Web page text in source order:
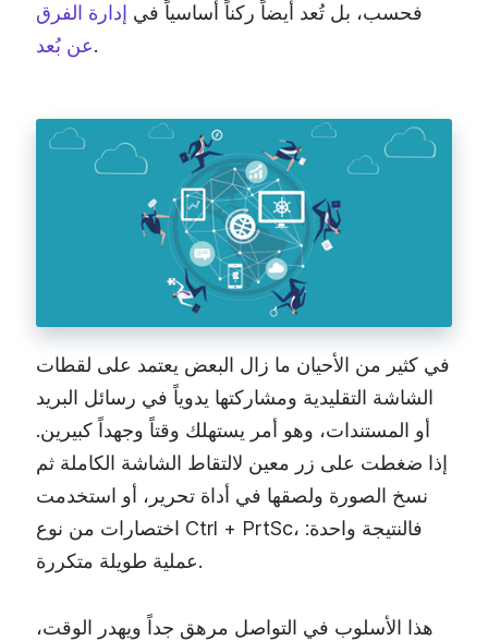
فحسب، بل تُعد أيضاً ركناً أساسياً في إدارة الفرق
عن بُعد.
في كثير من الأحيان ما زال البعض يعتمد على لقطات
الشاشة التقليدية ومشاركتها يدوياً في رسائل البريد
أو المستندات، وهو أمر يستهلك وقتاً وجهداً كبيرين.
إذا ضغطت على زر معين لالتقاط الشاشة الكاملة ثم
نسخ الصورة ولصقها في أداة تحرير، أو استخدمت
اختصارات من نوع Ctrl + PrtSc، فالنتيجة واحدة:
عملية طويلة متكررة.
هذا الأسلوب في التواصل مرهق جداً ويهدر الوقت،